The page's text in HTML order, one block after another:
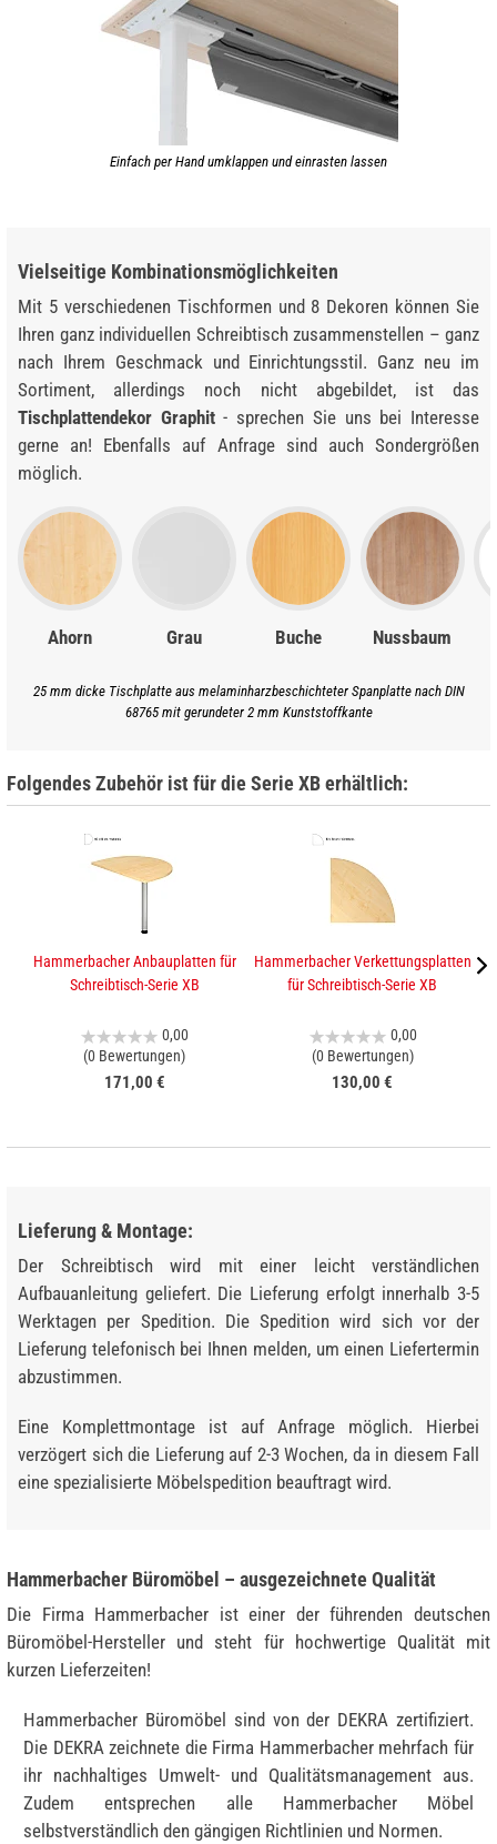
Einfach per Hand umklappen und einrasten lassen
Vielseitige Kombinationsmöglichkeiten
Mit 5 verschiedenen Tischformen und 8 Dekoren können Sie
Ihren ganz individuellen Schreibtisch zusammenstellen – ganz
nach Ihrem Geschmack und Einrichtungsstil. Ganz neu im
Sortiment, allerdings noch nicht abgebildet, ist das
Tischplattendekor Graphit- sprechen Sie uns bei Interesse
gerne an! Ebenfalls auf Anfrage sind auch Sondergrößen
möglich.
Ahorn Grau Buche Nussbaum
25 mm dicke Tischplatte aus melaminharzbeschichteter Spanplatte nach DIN
68765 mit gerundeter 2 mm Kunststoffkante
Folgendes Zubehör ist für die Serie XB erhältlich:
Hammerbacher Anbauplatten für
Schreibtisch-Serie XB
0,00
(0 Bewertungen)
171,00 €
Hammerbacher Verkettungsplatten
für Schreibtisch-Serie XB
0,00
(0 Bewertungen)
130,00 €
Lieferung & Montage:
Der Schreibtisch wird mit einer leicht verständlichen
Aufbauanleitung geliefert. Die Lieferung erfolgt innerhalb 3-5
Werktagen per Spedition. Die Spedition wird sich vor der
Lieferung telefonisch bei Ihnen melden, um einen Liefertermin
abzustimmen.
Eine Komplettmontage ist auf Anfrage möglich. Hierbei
verzögert sich die Lieferung auf 2-3 Wochen, da in diesem Fall
eine spezialisierte Möbelspedition beauftragt wird.
Hammerbacher Büromöbel – ausgezeichnete Qualität
Die Firma Hammerbacher ist einer der führenden deutschen
Büromöbel-Hersteller und steht für hochwertige Qualität mit
kurzen Lieferzeiten!
Hammerbacher Büromöbel sind von der DEKRA zertifiziert.
Die DEKRA zeichnete die Firma Hammerbacher mehrfach für
ihr nachhaltiges Umwelt- und Qualitätsmanagement aus.
Zudem entsprechen alle Hammerbacher Möbel
selbstverständlich den gängigen Richtlinien und Normen.